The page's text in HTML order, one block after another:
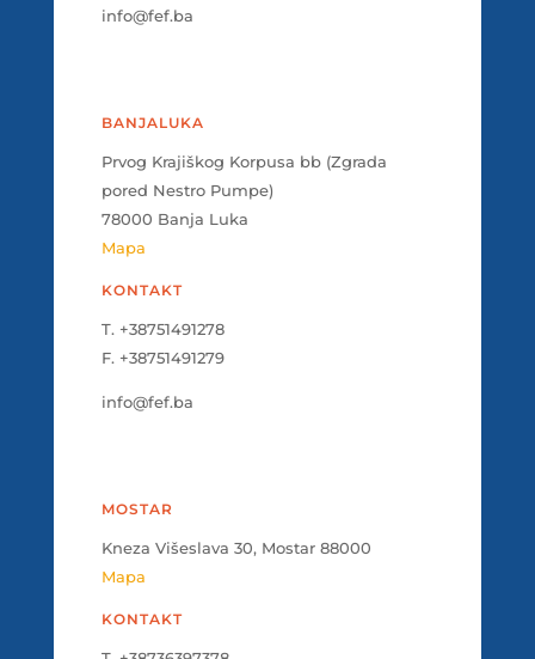
info@fef.ba
BANJALUKA
Prvog Krajiškog Korpusa bb (Zgrada
pored Nestro Pumpe)
78000 Banja Luka
Mapa
KONTAKT
T. +38751491278
F. +38751491279
info@fef.ba
MOSTAR
Kneza Višeslava 30, Mostar 88000
Mapa
KONTAKT